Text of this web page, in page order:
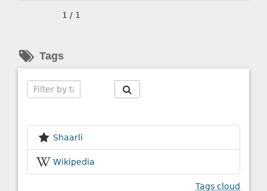
1 / 1
Tags
Shaarli
Wikipedia
Tags cloud